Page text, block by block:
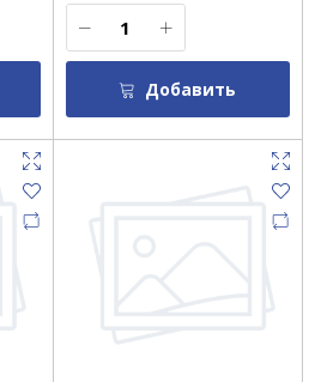
Добавить